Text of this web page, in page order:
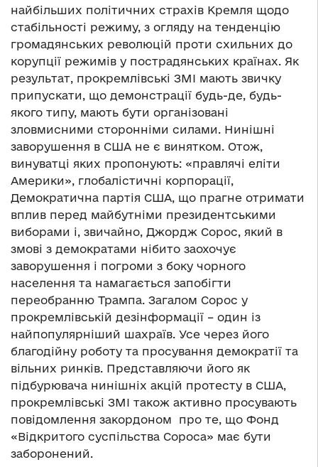
найбільших політичних страхів Кремля щодо
стабільності режиму, з огляду на тенденцію
громадянських революцій проти схильних до
корупції режимів у пострадянських країнах. Як
результат, прокремлівські ЗМІ мають звичку
припускати, що демонстрації будь-де, будь-
якого типу, мають бути організовані
зловмисними сторонніми силами. Нинішні
заворушення в США не є винятком. Отож,
винуватці яких пропонують: «правлячі еліти
Америки», глобалістичні корпорації,
Демократична партія США, що прагне отримати
вплив перед майбутніми президентськими
виборами і, звичайно, Джордж Сорос, який в
змові з демократами нібито заохочує
заворушення і погроми з боку чорного
населення та намагається запобігти
переобранню Трампа. Загалом Сорос у
прокремлівській дезінформації – один із
найпопулярніший шахраїв. Усе через його
благодійну роботу та просування демократії та
вільних ринків. Представляючи його як
підбурювача нинішніх акцій протесту в США,
прокремлівські ЗМІ також активно просувають
повідомлення закордоном про те, що Фонд
«Відкритого суспільства Сороса» має бути
заборонений.